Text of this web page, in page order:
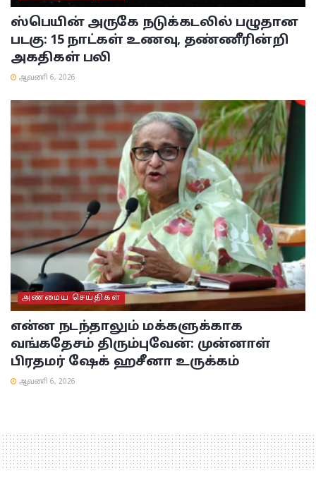
ஸ்பெயின் அருகே நடுக்கடலில் பழுதான
படகு: 15 நாட்கள் உணவு, தண்ணீரின்றி
அகதிகள் பலி
ஆவணி 6, 2026
அண்மைய செய்திகள்
என்ன நடந்தாலும் மக்களுக்காக
வங்கதேசம் திரும்புவேன்: முன்னாள்
பிரதமர் ஷேக் ஹசீனா உருக்கம்
ஆவணி 6, 2026